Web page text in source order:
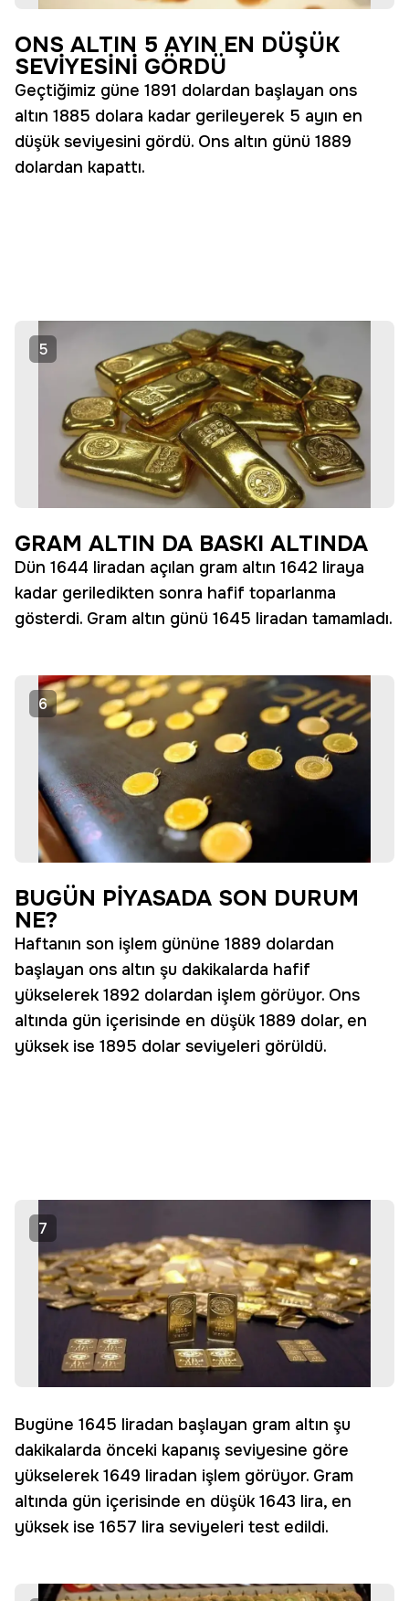
ONS ALTIN 5 AYIN EN DÜŞÜK
SEVİYESİNİ GÖRDÜ
Geçtiğimiz güne 1891 dolardan başlayan ons
altın 1885 dolara kadar gerileyerek 5 ayın en
düşük seviyesini gördü. Ons altın günü 1889
dolardan kapattı.
5
GRAM ALTIN DA BASKI ALTINDA
Dün 1644 liradan açılan gram altın 1642 liraya
kadar geriledikten sonra hafif toparlanma
gösterdi. Gram altın günü 1645 liradan tamamladı.
6
BUGÜN PİYASADA SON DURUM
NE?
Haftanın son işlem gününe 1889 dolardan
başlayan ons altın şu dakikalarda hafif
yükselerek 1892 dolardan işlem görüyor. Ons
altında gün içerisinde en düşük 1889 dolar, en
yüksek ise 1895 dolar seviyeleri görüldü.
7
Bugüne 1645 liradan başlayan gram altın şu
dakikalarda önceki kapanış seviyesine göre
yükselerek 1649 liradan işlem görüyor. Gram
altında gün içerisinde en düşük 1643 lira, en
yüksek ise 1657 lira seviyeleri test edildi.